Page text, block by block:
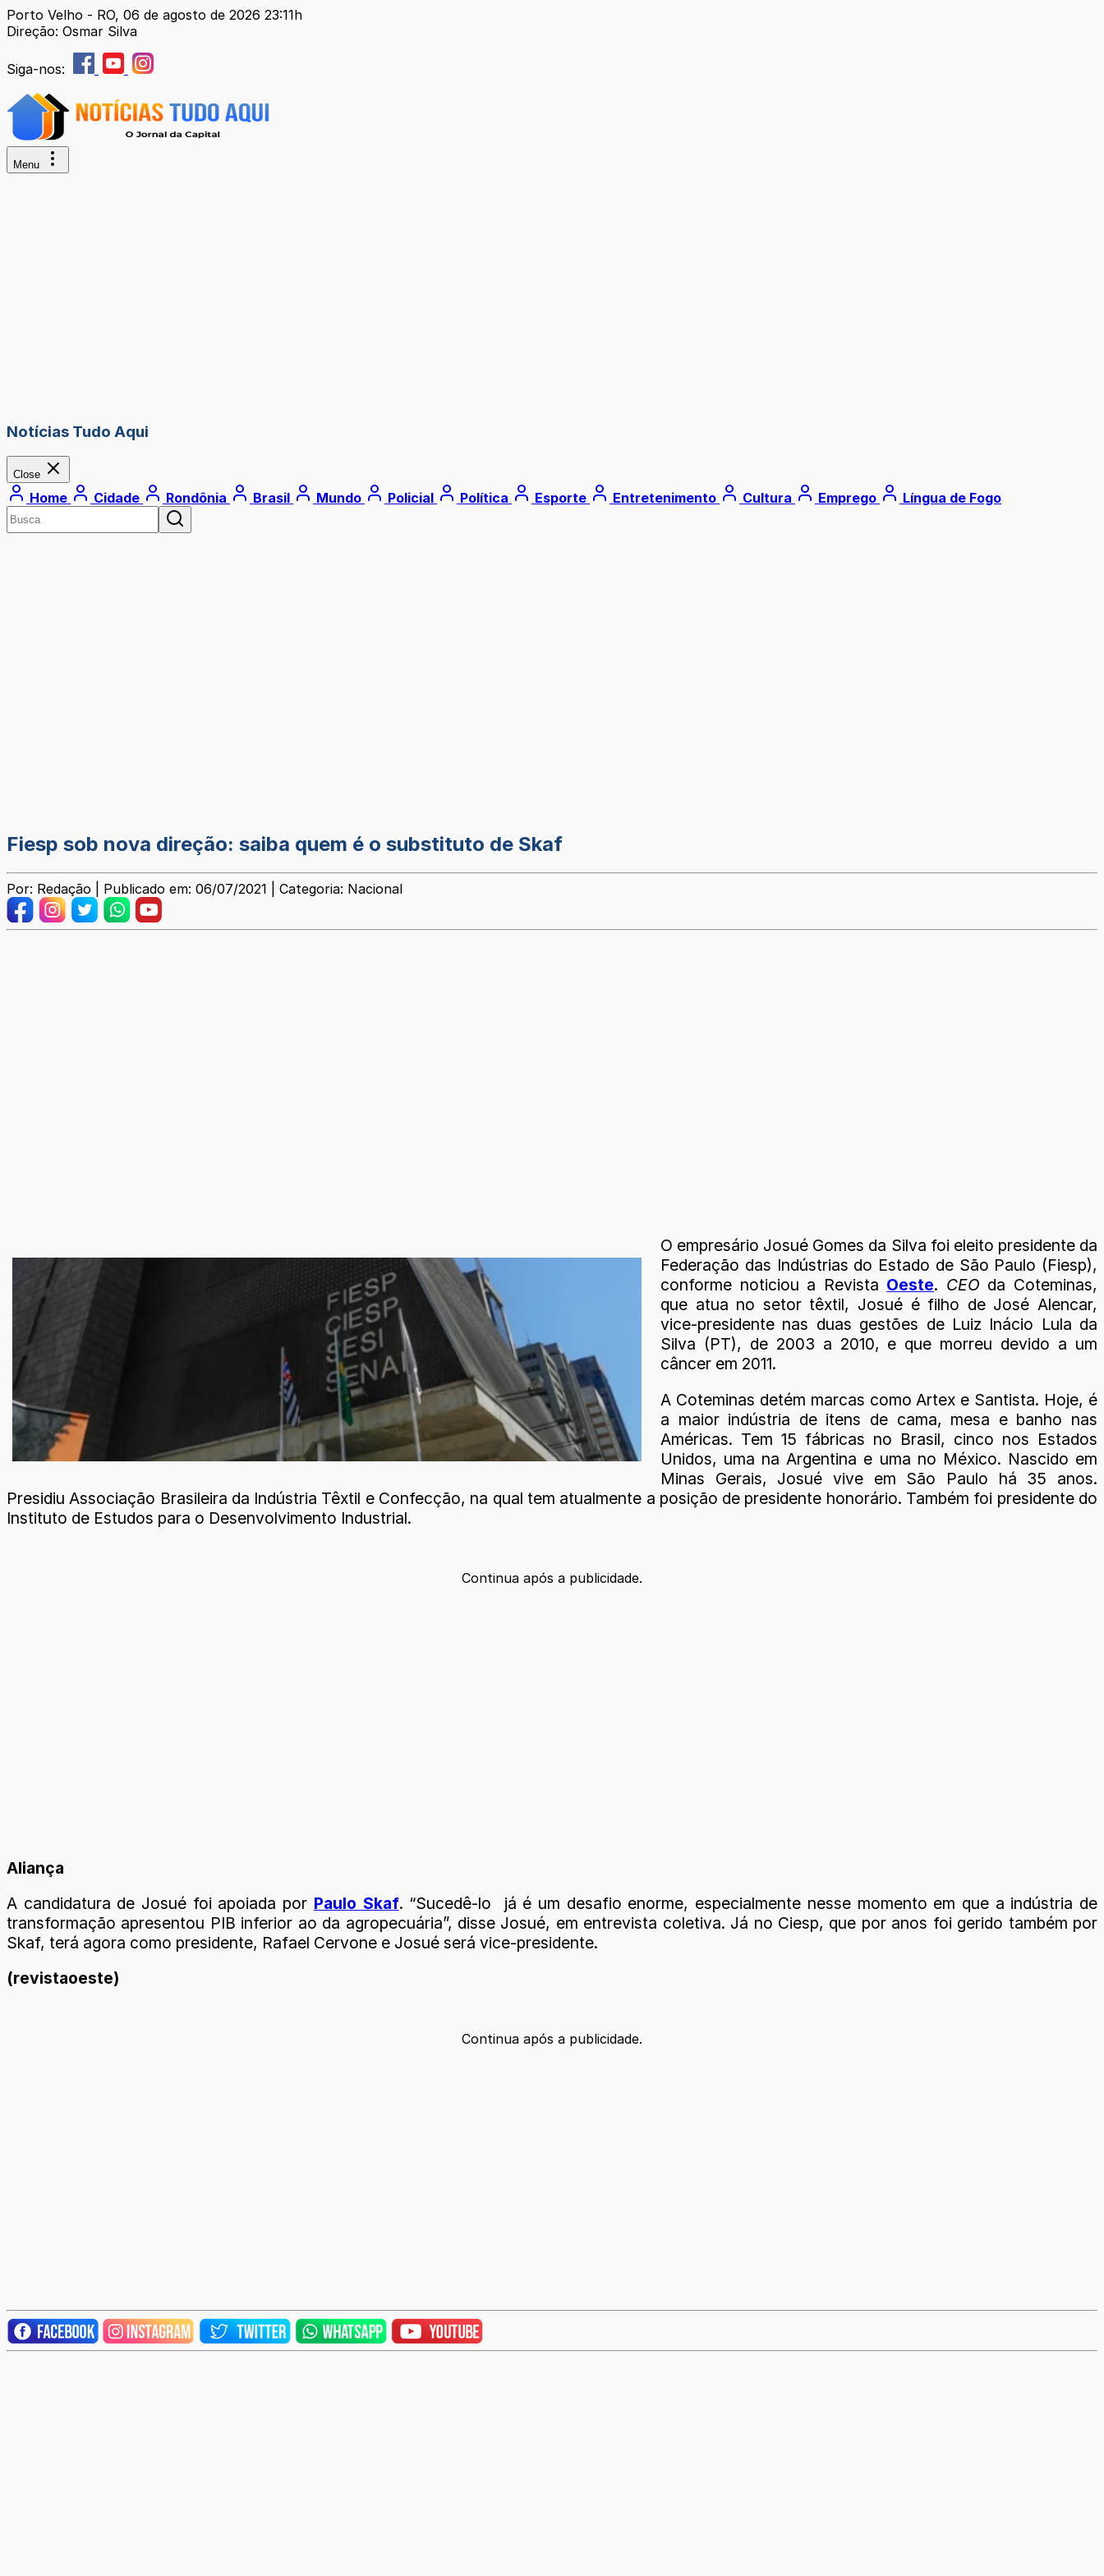
Porto Velho - RO, 06 de agosto de 2026 23:11h
Direção: Osmar Silva
Siga-nos:
Menu
Notícias Tudo Aqui
Close
Home Cidade Rondônia Brasil Mundo Policial Política Esporte Entretenimento Cultura Emprego Língua de Fogo
Fiesp sob nova direção: saiba quem é o substituto de Skaf
Por: Redação | Publicado em: 06/07/2021 | Categoria: Nacional
O empresário Josué Gomes da Silva foi eleito presidente da
Federação das Indústrias do Estado de São Paulo (Fiesp),
conforme noticiou a Revista Oeste. CEO da Coteminas,
que atua no setor têxtil, Josué é filho de José Alencar,
vice-presidente nas duas gestões de Luiz Inácio Lula da
Silva (PT), de 2003 a 2010, e que morreu devido a um
câncer em 2011.
A Coteminas detém marcas como Artex e Santista. Hoje, é
a maior indústria de itens de cama, mesa e banho nas
Américas. Tem 15 fábricas no Brasil, cinco nos Estados
Unidos, uma na Argentina e uma no México. Nascido em
Minas Gerais, Josué vive em São Paulo há 35 anos.
Presidiu Associação Brasileira da Indústria Têxtil e Confecção, na qual tem atualmente a posição de presidente honorário. Também foi presidente do
Instituto de Estudos para o Desenvolvimento Industrial.
Continua após a publicidade.
Aliança
A candidatura de Josué foi apoiada por Paulo Skaf. “Sucedê-lo já é um desafio enorme, especialmente nesse momento em que a indústria de
transformação apresentou PIB inferior ao da agropecuária”, disse Josué, em entrevista coletiva. Já no Ciesp, que por anos foi gerido também por
Skaf, terá agora como presidente, Rafael Cervone e Josué será vice-presidente.
(revistaoeste)
Continua após a publicidade.